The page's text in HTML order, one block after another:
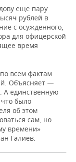
еще пару
рублей в
с осужденного,
для офицерской
время
всем фактам
Объясняет —
А единственную
было
об этом
сам, но
времени»
Галиев.